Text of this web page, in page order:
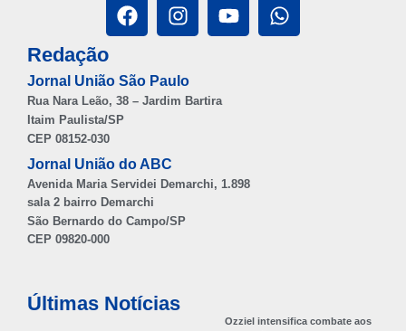
Redação
Jornal União São Paulo
Rua Nara Leão, 38 – Jardim Bartira
Itaim Paulista/SP
CEP 08152-030
Jornal União do ABC
Avenida Maria Servidei Demarchi, 1.898
sala 2 bairro Demarchi
São Bernardo do Campo/SP
CEP 09820-000
Últimas Notícias
Ozziel intensifica combate aos